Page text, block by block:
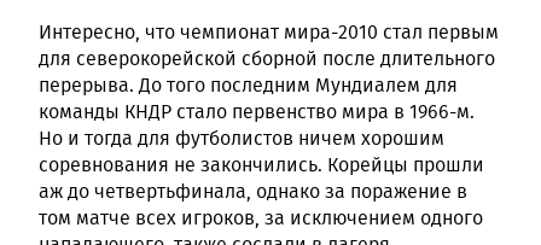
Интересно, что чемпионат мира-2010 стал первым
для северокорейской сборной после длительного
перерыва. До того последним Мундиалем для
команды КНДР стало первенство мира в 1966-м.
Но и тогда для футболистов ничем хорошим
соревнования не закончились. Корейцы прошли
аж до четвертьфинала, однако за поражение в
том матче всех игроков, за исключением одного